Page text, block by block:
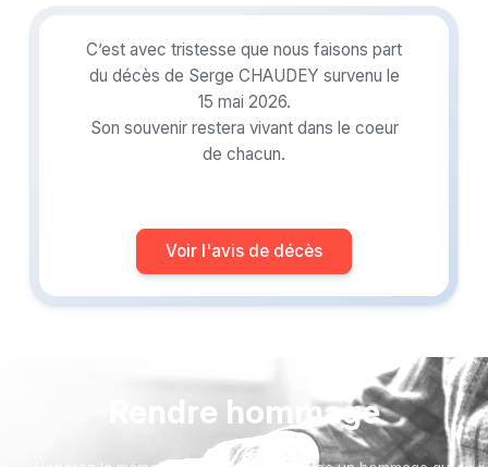
C’est avec tristesse que nous faisons part
du décès de Serge CHAUDEY survenu le
15 mai 2026.
Son souvenir restera vivant dans le coeur
de chacun.
Voir l'avis de décès
Rendre hommage